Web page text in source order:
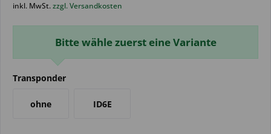
inkl. MwSt.zzgl. Versandkosten
Bitte wähle zuerst eine Variante
Transponder
ohne ID6E